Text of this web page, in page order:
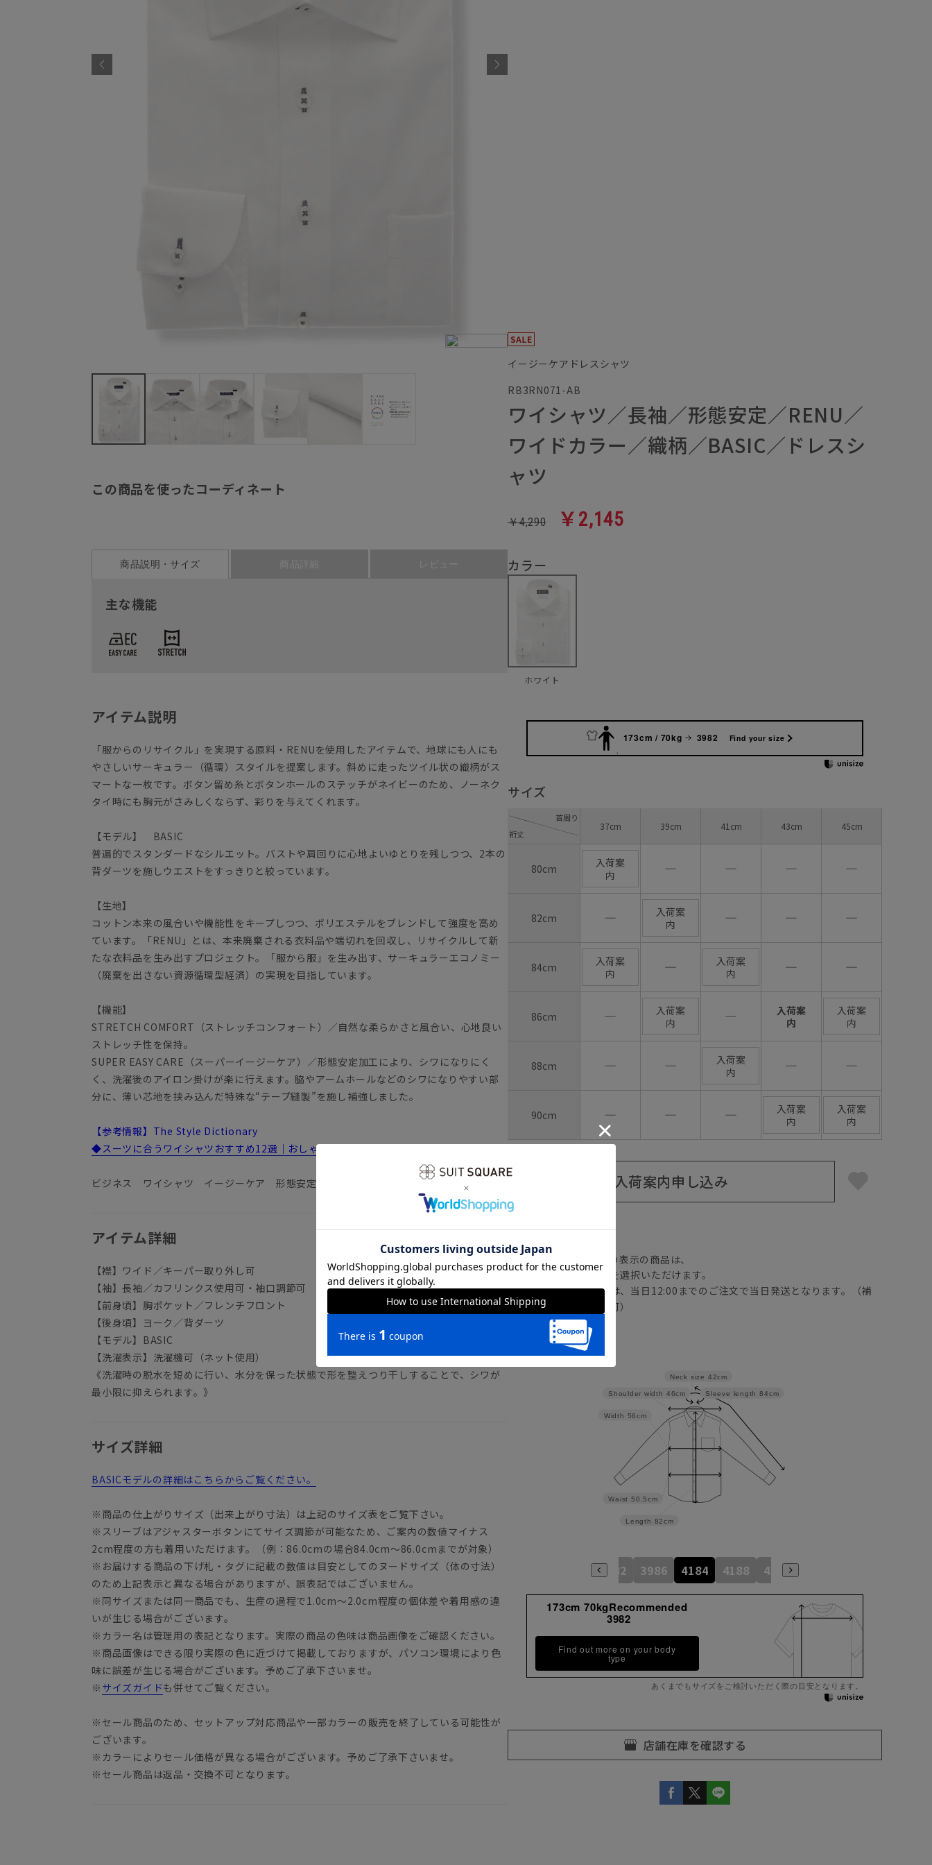
この商品を使ったコーディネート
商品説明・サイズ 商品詳細 レビュー
主な機能
アイテム説明
「服からのリサイクル」を実現する原料・RENUを使用したアイテムで、地球にも人にも
やさしいサーキュラー（循環）スタイルを提案します。斜めに走ったツイル状の織柄がス
マートな一枚です。ボタン留め糸とボタンホールのステッチがネイビーのため、ノーネク
タイ時にも胸元がさみしくならず、彩りを与えてくれます。
【モデル】 BASIC
普遍的でスタンダードなシルエット。バストや肩回りに心地よいゆとりを残しつつ、2本の
背ダーツを施しウエストをすっきりと絞っています。
【生地】
コットン本来の風合いや機能性をキープしつつ、ポリエステルをブレンドして強度を高め
ています。「RENU」とは、本来廃棄される衣料品や端切れを回収し、リサイクルして新
たな衣料品を生み出すプロジェクト。「服から服」を生み出す、サーキュラーエコノミー
（廃棄を出さない資源循環型経済）の実現を目指しています。
【機能】
STRETCH COMFORT（ストレッチコンフォート）／自然な柔らかさと風合い、心地良い
ストレッチ性を保持。
SUPER EASY CARE（スーパーイージーケア）／形態安定加工により、シワになりにく
く、洗濯後のアイロン掛けが楽に行えます。脇やアームホールなどのシワになりやすい部
分に、薄い芯地を挟み込んだ特殊な“テープ縫製”を施し補強しました。
【参考情報】The Style Dictionary
◆スーツに合うワイシャツおすすめ12選｜おしゃれ＆失敗しないシャツの選び方
ビジネス ワイシャツ イージーケア 形態安定
アイテム詳細
【襟】ワイド／キーパー取り外し可
【袖】長袖／カフリンクス使用可・袖口調節可
【前身頃】胸ポケット／フレンチフロント
【後身頃】ヨーク／背ダーツ
【モデル】BASIC
【洗濯表示】洗濯機可（ネット使用）
《洗濯時の脱水を短めに行い、水分を保った状態で形を整えつり干しすることで、シワが
最小限に抑えられます。》
サイズ詳細
BASICモデルの詳細はこちらからご覧ください。
※商品の仕上がりサイズ（出来上がり寸法）は上記のサイズ表をご覧下さい。
※スリーブはアジャスターボタンにてサイズ調節が可能なため、ご案内の数値マイナス
2cm程度の方も着用いただけます。（例：86.0cmの場合84.0cm～86.0cmまでが対象）
※お届けする商品の下げ札・タグに記載の数値は目安としてのヌードサイズ（体の寸法）
のため上記表示と異なる場合がありますが、誤表記ではございません。
※同サイズまたは同一商品でも、生産の過程で1.0cm～2.0cm程度の個体差や着用感の違
いが生じる場合がございます。
※カラー名は管理用の表記となります。実際の商品の色味は商品画像をご確認ください。
※商品画像はできる限り実際の色に近づけて掲載しておりますが、パソコン環境により色
味に誤差が生じる場合がございます。予めご了承下さいませ。
※ サイズガイドも併せてご覧ください。
※セール商品のため、セットアップ対応商品や一部カラーの販売を終了している可能性が
ございます。
※カラーによりセール価格が異なる場合がございます。予めご了承下さいませ。
※セール商品は返品・交換不可となります。
イージーケアドレスシャツ
RB3RN071-AB
ワイシャツ／長袖／形態安定／RENU／
ワイドカラー／織柄／BASIC／ドレスシ
ャツ
￥4,290 ￥2,145
カラー
ホワイト
173cm / 70kg 3982 Find your size
サイズ
裄丈
首周り
37cm 39cm 41cm 43cm 45cm
80cm
入荷案
内
― ― ― ―
82cm ―
入荷案
内
― ― ―
84cm
入荷案
内
―
入荷案
内
― ―
86cm ―
入荷案
内
―
入荷案
内
入荷案
内
88cm ― ―
入荷案
内
― ―
90cm ― ― ―
入荷案
内
入荷案
内
入荷案内申し込み
【 アイコンについて】
の表示の商品は、
注文画面でお急ぎ発送を選択いただけます。
さらにメルマガ会員様は、当日12:00までのご注文で当日発送となります。（補
正商品の場合は対応不可）
詳しくはこちら
Sleeve length 84cm
Neck size 42cm
Length 82cm
Waist 50.5cm
Width 56cm
Shoulder width 46cm
3982 3986 4184 4188 4386
173cm 70kgRecommended
3982
Find out more on your body
type
あくまでもサイズをご検討いただく際の目安となります。